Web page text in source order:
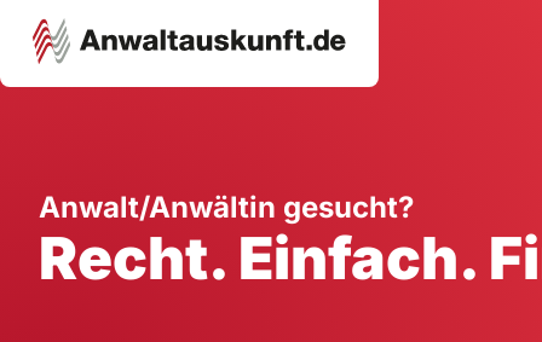
Ausbildung
Handwerk
Dienstleistung
Anwalt/Anwältin gesucht?
Recht. Einfach.